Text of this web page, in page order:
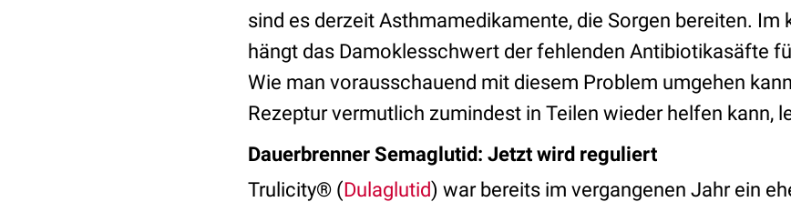
sind es derzeit Asthmamedikamente, die Sorgen bereiten. Im
hängt das Damoklesschwert der fehlenden Antibiotikasäfte
Wie man vorausschauend mit diesem Problem umgehen
Rezeptur vermutlich zumindest in Teilen wieder helfen kann,
Dauerbrenner Semaglutid: Jetzt wird reguliert
Trulicity® (Dulaglutid) war bereits im vergangenen Jahr ein